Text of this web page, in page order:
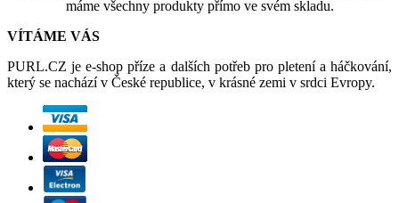
máme všechny produkty přímo ve svém skladu.
VÍTÁME VÁS
PURL.CZ je e-shop příze a dalších potřeb pro pletení a háčkování,
který se nachází v České republice, v krásné zemi v srdci Evropy.